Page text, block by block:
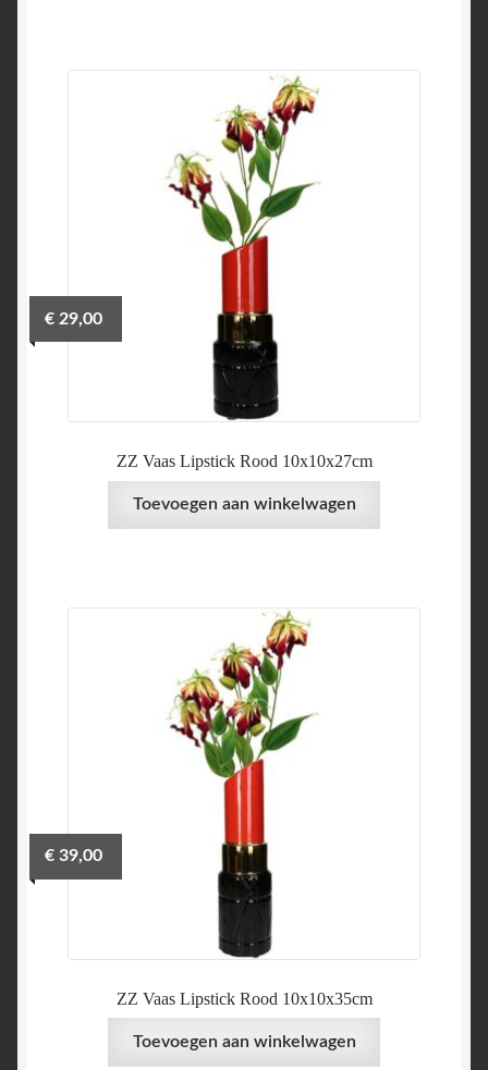
ZZ Vaas Lipstick Rood 10x10x27cm
€29,00
Toevoegen aan winkelwagen
ZZ Vaas Lipstick Rood 10x10x35cm
€39,00
Toevoegen aan winkelwagen